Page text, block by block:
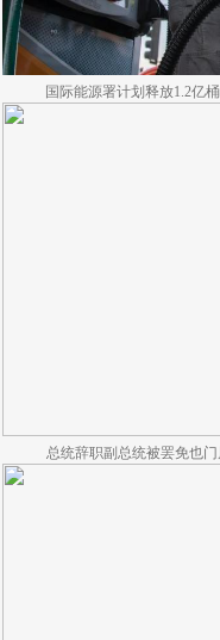
国际能源署计划释放1.2亿
总统辞职副总统被罢免也